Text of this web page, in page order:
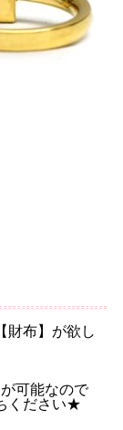
財布】が欲し
可能なので
ください★